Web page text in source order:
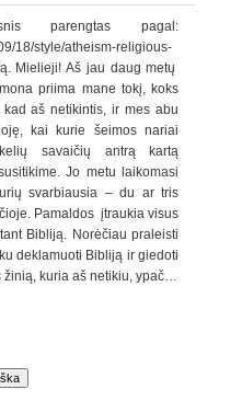
parengtas pagal:
18/style/atheism-religious-
Mielieji! Aš jau daug metų
priima mane tokį, koks
aš netikintis, ir mes abu
kai kurie šeimos nariai
savaičių antrą kartą
Jo metu laikomasi
svarbiausia – du ar tris
Pamaldos įtraukia visus
Bibliją. Norėčiau praleisti
deklamuoti Bibliją ir giedoti
kuria aš netikiu, ypač…